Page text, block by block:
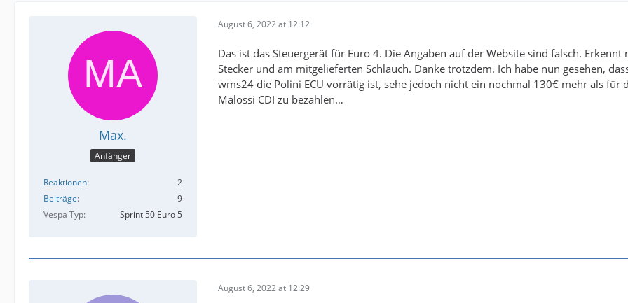
Max.
Anfänger
Reaktionen
2
Beiträge
9
Vespa Typ
Sprint 50 Euro 5
August 6, 2022 at 12:12
Das ist das Steuergerät für Euro 4. Die Angaben auf der Website sind falsch. Erkennt
Stecker und am mitgelieferten Schlauch. Danke trotzdem. Ich habe nun gesehen,
wms24 die Polini ECU vorrätig ist, sehe jedoch nicht ein nochmal 130€ mehr als für
Malossi CDI zu bezahlen…
August 6, 2022 at 12:29